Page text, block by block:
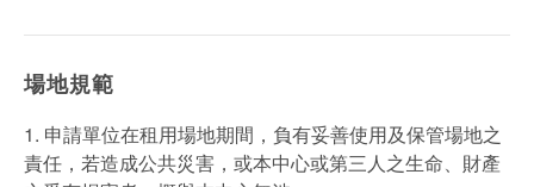
場地規範
1. 申請單位在租用場地期間，負有妥善使用及保管場地之
責任，若造成公共災害，或本中心或第三人之⽣命、財產